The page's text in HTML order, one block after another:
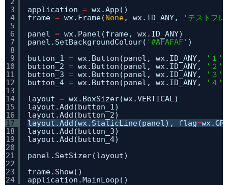
3
4
5
6
7
8
9
10
11
12
13
14
15
16
17
18
19
20
21
22
23
24
application = wx.App()
frame = wx.Frame(None, wx.ID_ANY,
'テストフ
panel = wx.Panel(frame, wx.ID_ANY)
panel.SetBackgroundColour( '#AFAFAF' )
button_1 = wx.Button(panel, wx.ID_ANY, '１'
button_2 = wx.Button(panel, wx.ID_ANY, '２'
button_3 = wx.Button(panel, wx.ID_ANY, '３'
button_4 = wx.Button(panel, wx.ID_ANY, '４'
layout = wx.BoxSizer(wx.VERTICAL)
layout.Add(button_1)
layout.Add(button_2)
layout.Add(wx.StaticLine(panel), flag=
layout.Add(button_3)
layout.Add(button_4)
panel.SetSizer(layout)
frame.Show()
application.MainLoop()